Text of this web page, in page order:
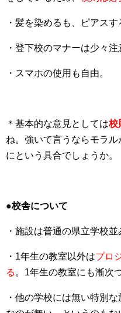
・髪を染めるも、ピアスす
・登下校のマナーは少々注
・スマホの使用も自由。
＊基本的な意見としては校
ね。強いて言うならモラ
にという具合でしょうか。
●校舎について
・施設は普通の県立学校並
・1年生の教室以外はプロ
る 。1年生の教室にも漸次
・他の学校には無い特別